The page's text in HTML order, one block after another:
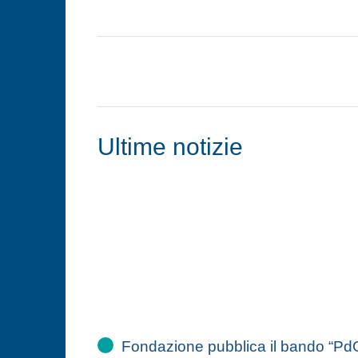
Ultime notizie
Fondazione pubblica il bando